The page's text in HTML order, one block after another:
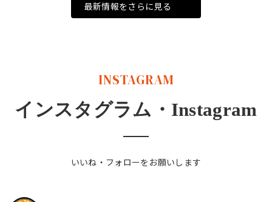
最新情報をさらに見る
INSTAGRAM
インスタグラム・Instagram
いいね・フォローをお願いします